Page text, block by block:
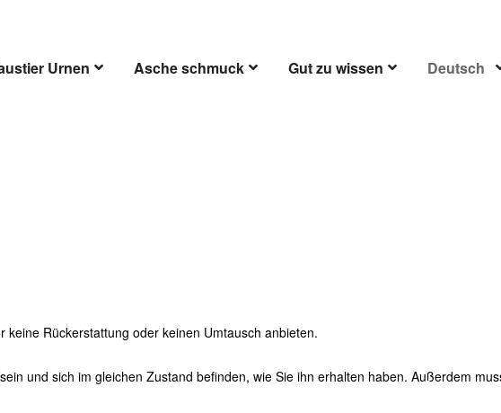
Urnen Asche schmuck Gut zu wissen Deutsch
Rückerstattung oder keinen Umtausch anbieten.
und sich im gleichen Zustand befinden, wie Sie ihn erhalten haben. Außerdem